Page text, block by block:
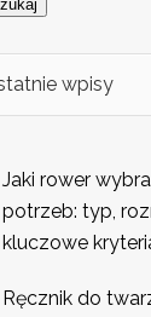
wpisy
Jaki rower
potrzeb: typ,
kluczowe
Ręcznik do